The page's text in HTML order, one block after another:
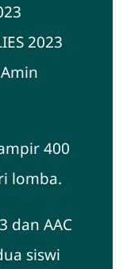
2023
400
lomba.
dan AAC
siswi